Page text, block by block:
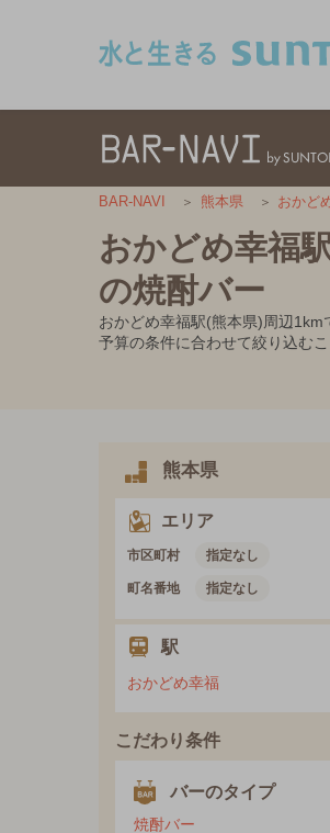
BAR-NAVI 熊本県 おかど
おかどめ幸福
の焼酎バー
おかどめ幸福駅(熊本県)周辺
予算の条件に合わせて絞り込む
熊本県
エリア
市区町村 指定なし
町名番地 指定なし
駅
おかどめ幸福
こだわり条件
バーのタイプ
焼酎バー